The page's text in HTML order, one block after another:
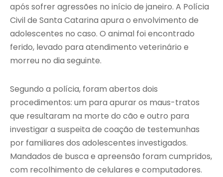
após sofrer agressões no início de janeiro. A Polícia
Civil de Santa Catarina apura o envolvimento de
adolescentes no caso. O animal foi encontrado
ferido, levado para atendimento veterinário e
morreu no dia seguinte.
Segundo a polícia, foram abertos dois
procedimentos: um para apurar os maus-tratos
que resultaram na morte do cão e outro para
investigar a suspeita de coação de testemunhas
por familiares dos adolescentes investigados.
Mandados de busca e apreensão foram cumpridos,
com recolhimento de celulares e computadores.